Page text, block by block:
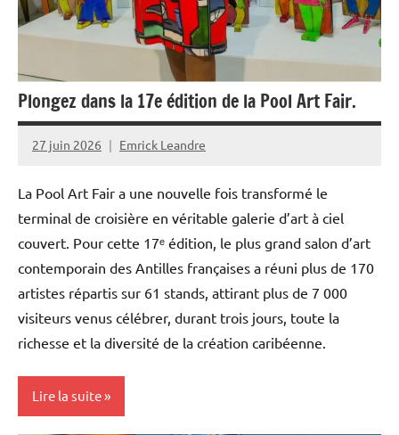
Plongez dans la 17e édition de la Pool Art Fair.
27 juin 2026 Emrick Leandre
La Pool Art Fair a une nouvelle fois transformé le
terminal de croisière en véritable galerie d’art à ciel
couvert. Pour cette 17ᵉ édition, le plus grand salon d’art
contemporain des Antilles françaises a réuni plus de 170
artistes répartis sur 61 stands, attirant plus de 7 000
visiteurs venus célébrer, durant trois jours, toute la
richesse et la diversité de la création caribéenne.
Lire la suite